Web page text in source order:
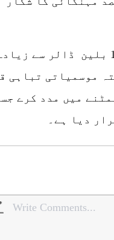
حکومت نے کہا ہے کہ ابتدائی تخمینے میں سیلاب سے 10 بلین ڈالر
موسمیاتی تباہی
میں مدد کرے
دیا ہے۔